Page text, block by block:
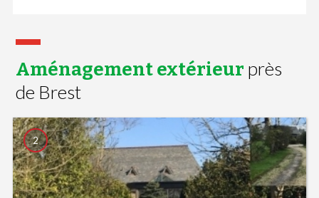
Aménagement extérieur près
de Brest
2